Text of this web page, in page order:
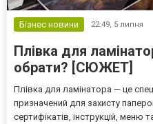
Бізнес новини 22:49, 5 липня
Плівка для
обрати? [СЮЖЕТ]
Плівка для ламінатора — це
призначений для захисту
сертифікатів, інструкцій, меню